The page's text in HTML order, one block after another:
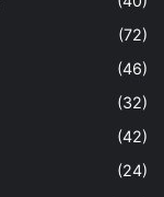
(72)
(46)
(32)
(42)
(24)